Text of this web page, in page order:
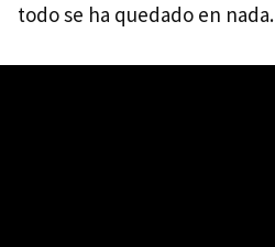
todo se ha quedado en nada.